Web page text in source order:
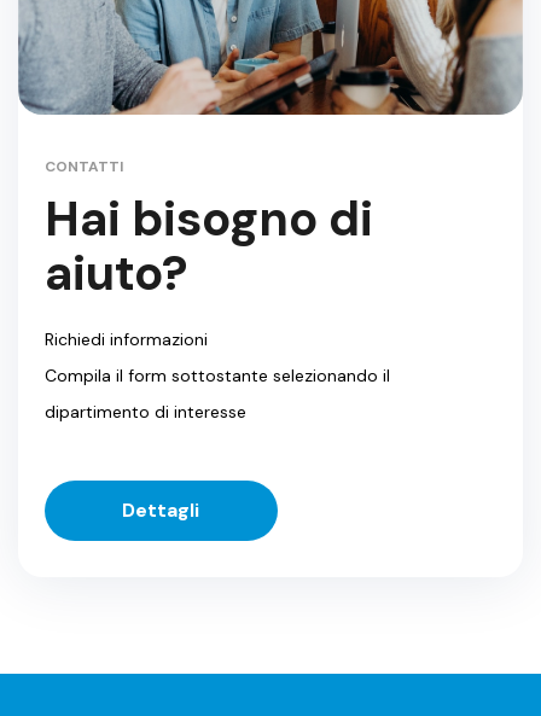
CONTATTI
Hai bisogno di
aiuto?
Richiedi informazioni
Compila il form sottostante selezionando il
dipartimento di interesse
Dettagli